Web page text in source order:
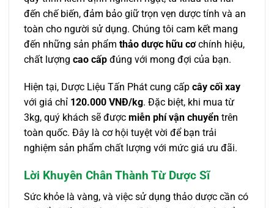
đến chế biến, đảm bảo giữ trọn vẹn dược tính và an
toàn cho người sử dụng. Chúng tôi cam kết mang
đến những sản phẩm thảo dược hữu cơchính hiệu,
chất lượng cao cấp đúng với mong đợi của bạn.
Hiện tại, Dược Liệu Tấn Phát cung cấp cây cối xay
với giá chỉ 120.000 VNĐ/kg. Đặc biệt, khi mua từ
3kg, quý khách sẽ được miễn phí vận chuyển trên
toàn quốc. Đây là cơ hội tuyệt vời để bạn trải
nghiệm sản phẩm chất lượng với mức giá ưu đãi.
Lời Khuyên Chân Thành Từ Dược Sĩ
Sức khỏe là vàng, và việc sử dụng thảo dược cần có